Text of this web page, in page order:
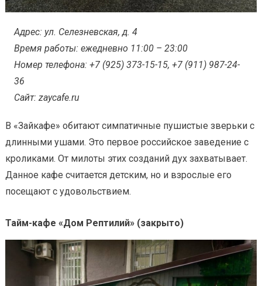
Адрес: ул. Селезневская, д. 4
Время работы: ежедневно 11:00 – 23:00
Номер телефона: +7 (925) 373-15-15, +7 (911) 987-24-
36
Сайт: zaycafe.ru
В «Зайкафе» обитают симпатичные пушистые зверьки с
длинными ушами. Это первое российское заведение с
кроликами. От милоты этих созданий дух захватывает.
Данное кафе считается детским, но и взрослые его
посещают с удовольствием.
Тайм-кафе «Дом Рептилий» (закрыто)